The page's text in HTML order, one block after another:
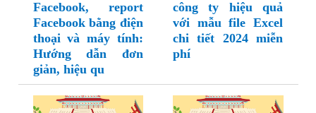
Facebook, report
Facebook bằng điện
thoại và máy tính:
Hướng dẫn đơn
giản, hiệu qu
công ty hiệu quả
với mẫu file Excel
chi tiết 2024 miễn
phí